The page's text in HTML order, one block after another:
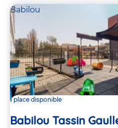
Babilou
1 place disponible
Babilou Tassin